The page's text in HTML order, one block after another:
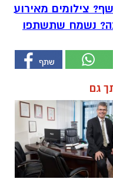
צילומים מאירוע
נשמח שתשתפו
גם